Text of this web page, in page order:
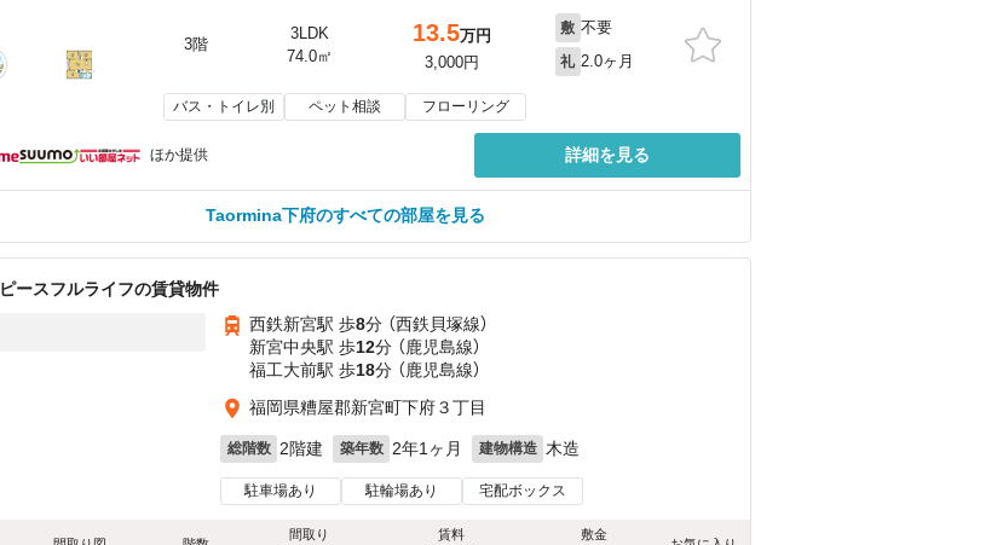
3階
3LDK
74.0㎡
13.5万円
3,000円
敷 不要
礼 2.0ヶ月
バス・トイレ別 ペット相談 フローリング
ほか提供 詳細を見る
Taormina下府のすべての部屋を見る
ピースフルライフの賃貸物件
西鉄新宮駅 歩8分 （西鉄貝塚線）
新宮中央駅 歩12分 （鹿児島線）
福工大前駅 歩18分 （鹿児島線）
福岡県糟屋郡新宮町下府３丁目
総階数 2階建 築年数 2年1ヶ月 建物構造 木造
駐車場あり 駐輪場あり 宅配ボックス
間取り
賃料
敷金